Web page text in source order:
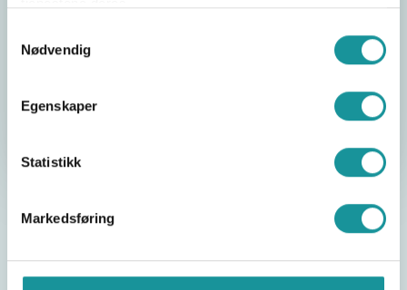
Nødvendig
Egenskaper
Statistikk
Markedsføring
over 13 år.
Vi anbefaler at alle på NKF sine landslag,